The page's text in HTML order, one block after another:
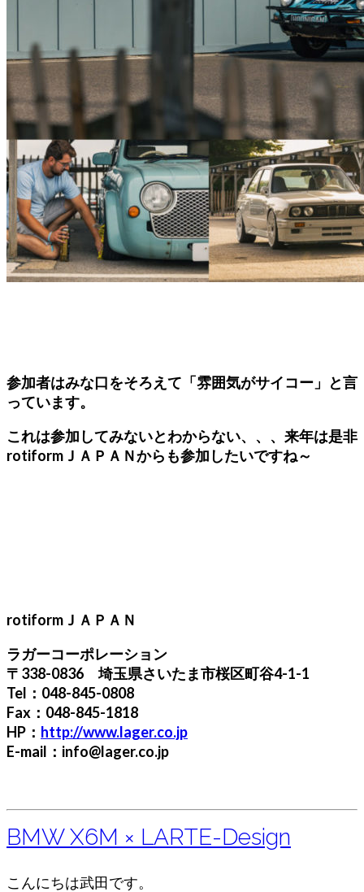
参加者はみな口をそろえて「雰囲気がサイコー」と言
っています。
これは参加してみないとわからない、、、来年は是非
rotiformＪＡＰＡＮからも参加したいですね～
rotiformＪＡＰＡＮ
ラガーコーポレーション
〒338-0836 埼玉県さいたま市桜区町谷4-1-1
Tel：048-845-0808
Fax：048-845-1818
HP： http://www.lager.co.jp
E-mail：info@lager.co.jp
BMW X6M × LARTE-Design
こんにちは武田です。